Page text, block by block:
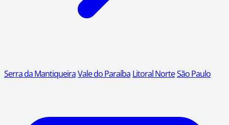
Serra da MantiqueiraVale do Paraíba Litoral NorteSão Paulo